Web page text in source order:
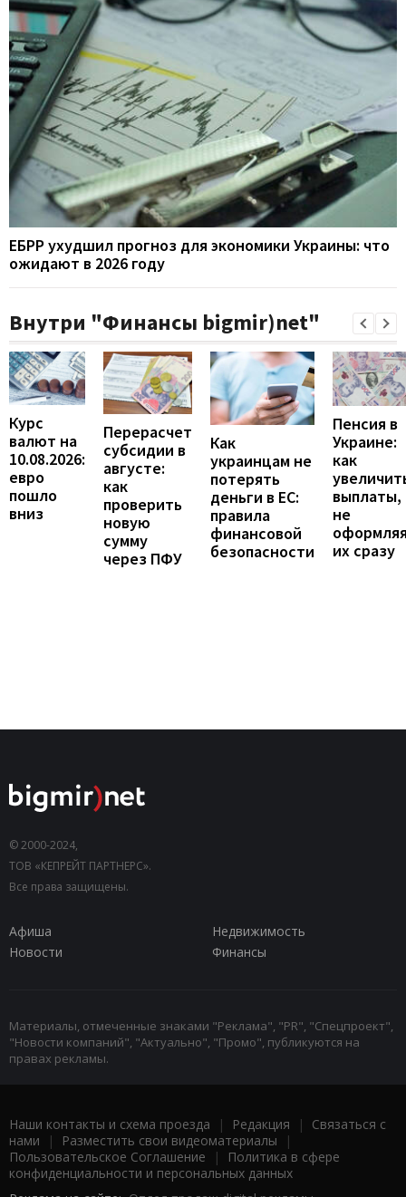
ЕБРР ухудшил прогноз для экономики Украины: что
ожидают в 2026 году
Внутри "Финансы bigmir)net"
Курс
валют на
10.08.2026:
евро
пошло
вниз
Перерасчет
субсидии в
августе:
как
проверить
новую
сумму
через ПФУ
Как
украинцам не
потерять
деньги в ЕС:
правила
финансовой
безопасности
Пенсия в
Украине:
как
выплаты,
не
их сразу
© 2000-2024,
ТОВ «КЕПРЕЙТ ПАРТНЕРС».
Все права защищены.
Афиша
Недвижимость
Новости
Финансы
Материалы, отмеченные знаками "Реклама", "PR", "Спецпроект",
"Новости компаний", "Актуально", "Промо", публикуются на
правах рекламы.
Наши контакты и схема проезда | Редакция | Связаться с
нами | Разместить свои видеоматериалы |
Пользовательское Соглашение |
Политика в сфере
конфиденциальности и персональных данных